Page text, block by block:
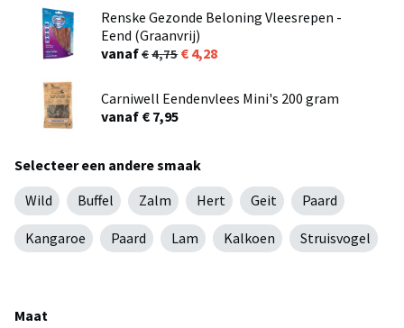
Renske Gezonde Beloning Vleesrepen -
Eend (Graanvrij)
vanaf
4,75 4,28
Carniwell Eendenvlees Mini's 200 gram
vanaf € 7,95
Selecteer een andere smaak
Wild
Buffel Zalm Hert Geit Paard
Kangaroe Paard Lam Kalkoen Struisvogel
Maat